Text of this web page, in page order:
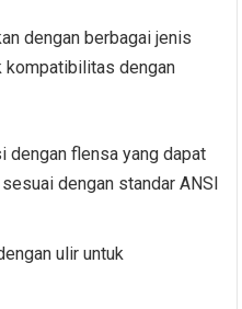
dengan berbagai jenis
kompatibilitas dengan
dengan flensa yang dapat
dengan standar ANSI
ulir untuk